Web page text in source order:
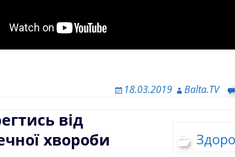
18.03.2019 Balta.TV
від
хвороби